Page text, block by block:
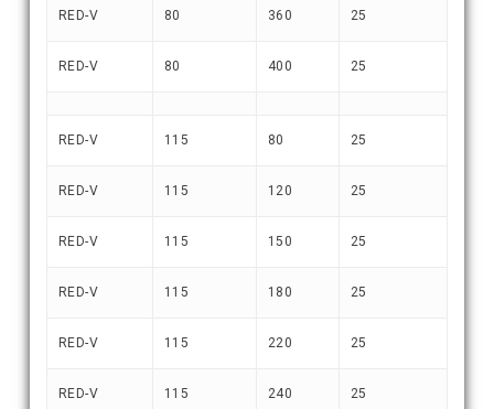
RED-V 80 360 25
RED-V 80 400 25
RED-V 115 80 25
RED-V 115 120 25
RED-V 115 150 25
RED-V 115 180 25
RED-V 115 220 25
RED-V 115 240 25